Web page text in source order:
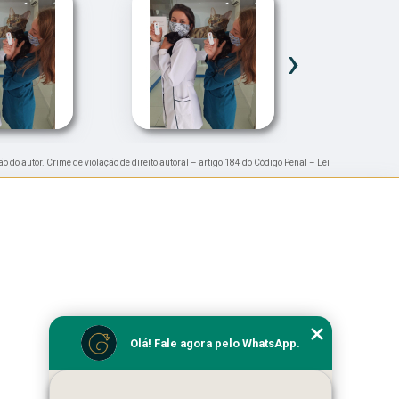
›
do autor. Crime de violação de direito autoral – artigo 184 do Código Penal – Lei
Olá! Fale agora pelo WhatsApp.